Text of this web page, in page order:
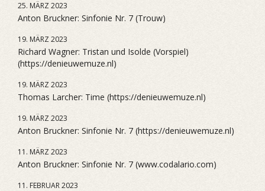
25. MÄRZ 2023
Anton Bruckner: Sinfonie Nr. 7 (Trouw)
19. MÄRZ 2023
Richard Wagner: Tristan und Isolde (Vorspiel)
(https://denieuwemuze.nl)
19. MÄRZ 2023
Thomas Larcher: Time (https://denieuwemuze.nl)
19. MÄRZ 2023
Anton Bruckner: Sinfonie Nr. 7 (https://denieuwemuze.nl)
11. MÄRZ 2023
Anton Bruckner: Sinfonie Nr. 7 (www.codalario.com)
11. FEBRUAR 2023